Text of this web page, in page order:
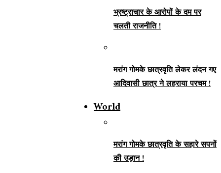
भ्रष्ट्राचार के आरोपों के दम पर
चलती राजनीति !
मरांग गोमके छात्रवृति लेकर लंदन गए
आदिवासी छात्र ने लहराया परचम !
World
मरांग गोमके छात्रवृति के सहारे सपनों
की उड़ान !